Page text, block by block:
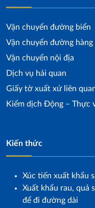
Vận chuyển đường biển
Vận chuyển đường hàng
Vận chuyển nội địa
Dịch vụ hải quan
Giấy tờ xuất xứ liên
Kiểm dịch Động – Thực
Kiến thức
Xúc tiến xuất khẩu
Xuất khẩu rau, quả
để đi đường dài